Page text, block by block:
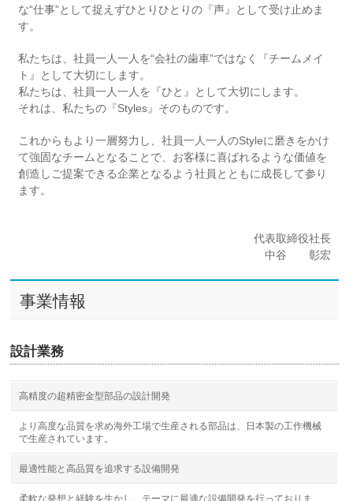
な“仕事”として捉えずひとりひとりの『声』として受け止めま
す。
私たちは、社員一人一人を“会社の歯車”ではなく『チームメイ
ト』として大切にします。
私たちは、社員一人一人を『ひと』として大切にします。
それは、私たちの『Styles』そのものです。
これからもより一層努力し、社員一人一人のStyleに磨きをかけ
て強固なチームとなることで、お客様に喜ばれるような価値を
創造しご提案できる企業となるよう社員とともに成長して参り
ます。
代表取締役社長
中谷 彰宏
事業情報
設計業務
高精度の超精密金型部品の設計開発
より高度な品質を求め海外工場で生産される部品は、日本製の工作機械
で生産されています。
最適性能と高品質を追求する設備開発
柔軟な発想と経験を生かし、テーマに最適な設備開発を行っておりま